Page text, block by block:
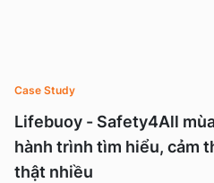
Lifebuoy - Safety4All
hành trình tìm hiểu, cảm
thật nhiều
Case Study